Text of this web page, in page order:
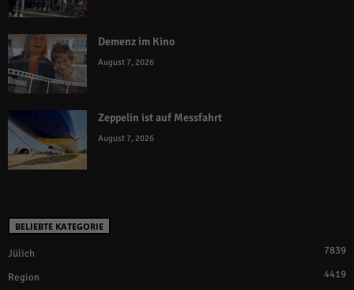
Demenz im Kino
August 7, 2026
Zeppelin ist auf Messfahrt
August 7, 2026
BELIEBTE KATEGORIE
Jülich 7839
Region 4419